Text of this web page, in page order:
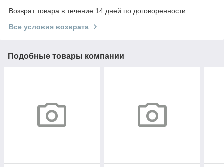
Возврат товара в течение 14 дней по договоренности
Все условия возврата
Подобные товары компании